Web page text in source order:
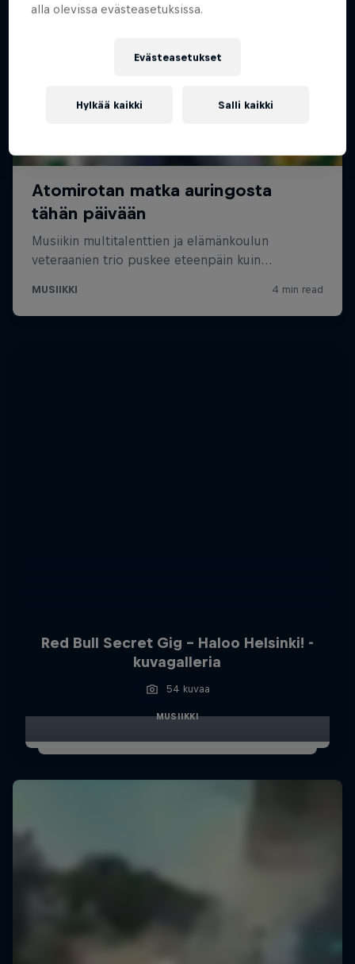
Red Bull Secret Gig - Haloo Helsinki! -
kuvagalleria
54 kuvaa
MUSIIKKI
alla olevissa evästeasetuksissa.
Evästeasetukset
Hylkää kaikki Salli kaikki